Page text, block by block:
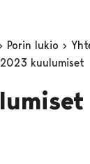
Porin lukio
2023 kuulumiset